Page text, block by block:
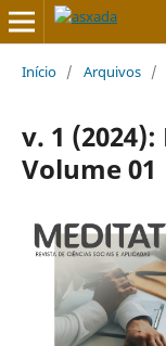
Início / Arquivos /
v. 1
Volume 01